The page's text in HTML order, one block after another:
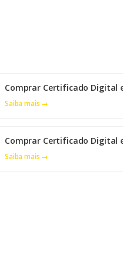
Comprar Certificado Digital
Saiba mais →
Comprar Certificado Digital
Saiba mais →